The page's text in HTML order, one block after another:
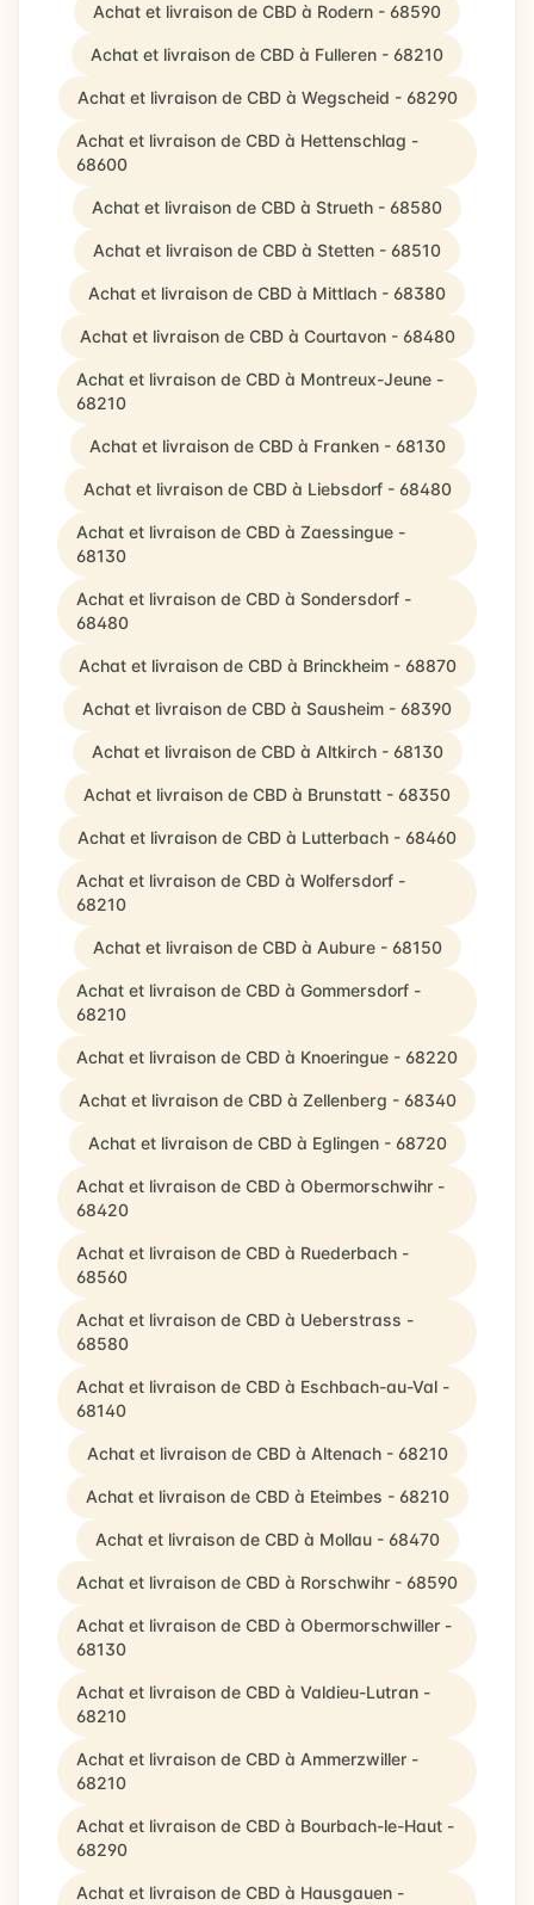
Achat et livraison de CBD à Rodern - 68590
Achat et livraison de CBD à Fulleren - 68210
Achat et livraison de CBD à Wegscheid - 68290
Achat et livraison de CBD à Hettenschlag -
68600
Achat et livraison de CBD à Strueth - 68580
Achat et livraison de CBD à Stetten - 68510
Achat et livraison de CBD à Mittlach - 68380
Achat et livraison de CBD à Courtavon - 68480
Achat et livraison de CBD à Montreux-Jeune -
68210
Achat et livraison de CBD à Franken - 68130
Achat et livraison de CBD à Liebsdorf - 68480
Achat et livraison de CBD à Zaessingue -
68130
Achat et livraison de CBD à Sondersdorf -
68480
Achat et livraison de CBD à Brinckheim - 68870
Achat et livraison de CBD à Sausheim - 68390
Achat et livraison de CBD à Altkirch - 68130
Achat et livraison de CBD à Brunstatt - 68350
Achat et livraison de CBD à Lutterbach - 68460
Achat et livraison de CBD à Wolfersdorf -
68210
Achat et livraison de CBD à Aubure - 68150
Achat et livraison de CBD à Gommersdorf -
68210
Achat et livraison de CBD à Knoeringue - 68220
Achat et livraison de CBD à Zellenberg - 68340
Achat et livraison de CBD à Eglingen - 68720
Achat et livraison de CBD à Obermorschwihr -
68420
Achat et livraison de CBD à Ruederbach -
68560
Achat et livraison de CBD à Ueberstrass -
68580
Achat et livraison de CBD à Eschbach-au-Val -
68140
Achat et livraison de CBD à Altenach - 68210
Achat et livraison de CBD à Eteimbes - 68210
Achat et livraison de CBD à Mollau - 68470
Achat et livraison de CBD à Rorschwihr - 68590
Achat et livraison de CBD à Obermorschwiller -
68130
Achat et livraison de CBD à Valdieu-Lutran -
68210
Achat et livraison de CBD à Ammerzwiller -
68210
Achat et livraison de CBD à Bourbach-le-Haut -
68290
Achat et livraison de CBD à Hausgauen -